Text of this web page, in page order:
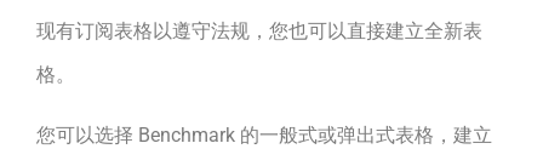
现有订阅表格以遵守法规，您也可以直接建立全新表
格。
您可以选择 Benchmark 的一般式或弹出式表格，建立